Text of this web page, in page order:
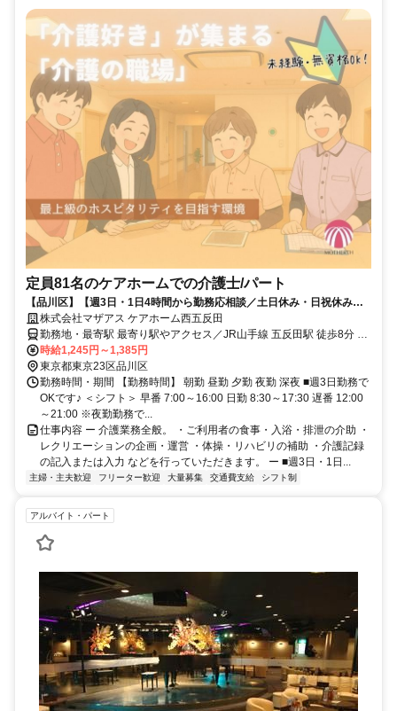
定員81名のケアホームでの介護士/パート
【品川区】【週3日・1日4時間から勤務応相談／土日休み・日祝休み応
相談】介護が楽に、楽しくなる！
株式会社マザアス ケアホーム西五反田
勤務地・最寄駅 最寄り駅やアクセス／JR山手線 五反田駅 徒歩8分 東
急目黒線 不動前駅 徒歩6分 【品川駅】から電車で17分 【渋谷駅】か
ら電車で17分
時給1,245円～1,385円
東京都東京23区品川区
勤務時間・期間 【勤務時間】 朝勤 昼勤 夕勤 夜勤 深夜 ■週3日勤務で
OKです♪ ＜シフト＞ 早番 7:00～16:00 日勤 8:30～17:30 遅番 12:00
～21:00 ※夜勤勤務で...
仕事内容 ー 介護業務全般。 ・ご利用者の食事・入浴・排泄の介助 ・
レクリエーションの企画・運営 ・体操・リハビリの補助 ・介護記録
の記入または入力 などを行っていただきます。 ー ■週3日・1日...
主婦・主夫歓迎 フリーター歓迎 大量募集 交通費支給 シフト制
アルバイト・パート